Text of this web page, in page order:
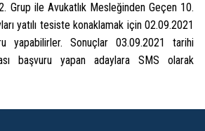
Grup ile Avukatlık Mesleğinden Geçen 10.
yatılı tesiste konaklamak için 02.09.2021
yapabilirler. Sonuçlar 03.09.2021 tarihi
başvuru yapan adaylara SMS olarak